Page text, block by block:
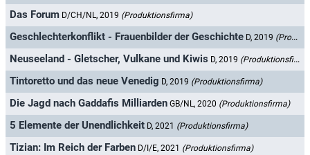
Das Forum D/CH/NL, 2019 (Produktionsfirma)
Geschlechterkonflikt - Frauenbilder der Geschichte D, 2019 (Produktionsfirma)
Neuseeland - Gletscher, Vulkane und Kiwis D, 2019 (Produktionsfirma)
Tintoretto und das neue Venedig D, 2019 (Produktionsfirma)
Die Jagd nach Gaddafis Milliarden GB/NL, 2020 (Produktionsfirma)
5 Elemente der Unendlichkeit D, 2021 (Produktionsfirma)
Tizian: Im Reich der Farben D/I/E, 2021 (Produktionsfirma)